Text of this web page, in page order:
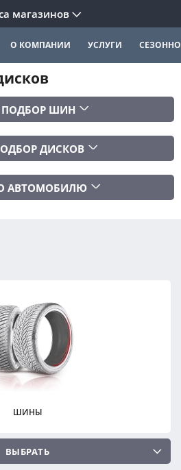
магазинов
О КОМПАНИИ УСЛУГИ
ПОДБОР ШИН
Сбросить
ДИСКОВ
ПОДОБРАТЬ
Сбросить
АВТОМОБИЛЮ
ПОДОБРАТЬ
Сбросить
ШИНЫ
ВЫБРАТЬ